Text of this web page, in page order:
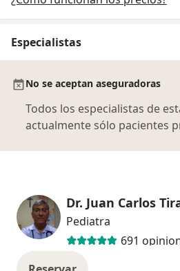
Especialistas
No se aceptan aseguradoras
Todos los especialistas de
actualmente sólo pacientes
Dr. Juan Carlos
Pediatra
691